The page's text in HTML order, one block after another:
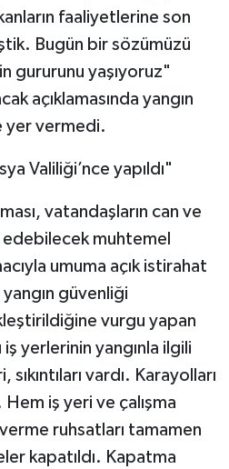
faaliyetlerine son
Bugün bir sözümüzü
gururunu yaşıyoruz"
açıklamasında yangın
yer vermedi.
Valiliği’nce yapıldı"
vatandaşların can ve
muhtemel
umuma açık istirahat
güvenliği
vurgu yapan
yerlerinin yangınla ilgili
vardı. Karayolları
Hem iş yeri ve çalışma
ruhsatları tamamen
kapatıldı. Kapatma